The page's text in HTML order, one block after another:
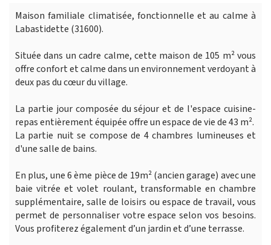
Maison familiale climatisée, fonctionnelle et au calme à
Labastidette (31600).
Située dans un cadre calme, cette maison de 105 m² vous
offre confort et calme dans un environnement verdoyant à
deux pas du cœur du village.
La partie jour composée du séjour et de l'espace cuisine-
repas entièrement équipée offre un espace de vie de 43 m².
La partie nuit se compose de 4 chambres lumineuses et
d'une salle de bains.
En plus, une 6 ème pièce de 19m² (ancien garage) avec une
baie vitrée et volet roulant, transformable en chambre
supplémentaire, salle de loisirs ou espace de travail, vous
permet de personnaliser votre espace selon vos besoins.
Vous profiterez également d’un jardin et d’une terrasse.